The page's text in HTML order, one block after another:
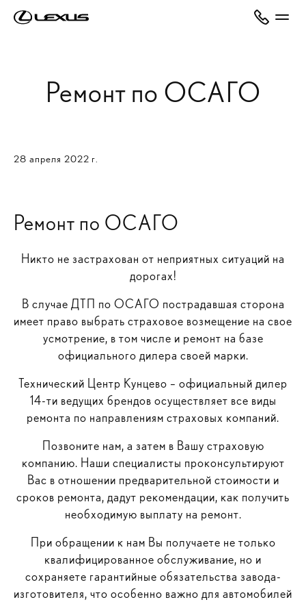
Ремонт по ОСАГО
28 апреля 2022 г.
Ремонт по ОСАГО
Никто не застрахован от неприятных ситуаций на
дорогах!
В случае ДТП по ОСАГО пострадавшая сторона
имеет право выбрать страховое возмещение на свое
усмотрение, в том числе и ремонт на базе
официального дилера своей марки.
Технический Центр Кунцево – официальный дилер
14-ти ведущих брендов осуществляет все виды
ремонта по направлениям страховых компаний.
Позвоните нам, а затем в Вашу страховую
компанию. Наши специалисты проконсультируют
Вас в отношении предварительной стоимости и
сроков ремонта, дадут рекомендации, как получить
необходимую выплату на ремонт.
При обращении к нам Вы получаете не только
квалифицированное обслуживание, но и
сохраняете гарантийные обязательства завода-
изготовителя, что особенно важно для автомобилей